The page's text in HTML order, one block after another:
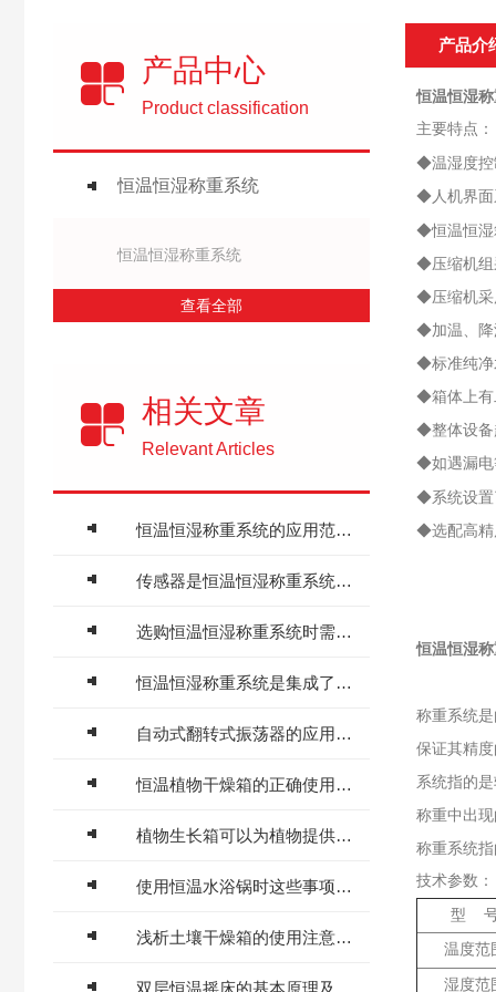
产品中心
Product classification
恒温恒湿称重系统
恒温恒湿称重系统
查看全部
相关文章
Relevant Articles
恒温恒湿称重系统的应用范围十分广泛
传感器是恒温恒湿称重系统的核心部件
选购恒温恒湿称重系统时需要考虑以下几个因素
恒温恒湿称重系统是集成了恒温恒湿和称重功能的系统
自动式翻转式振荡器的应用领域有哪些？
恒温植物干燥箱的正确使用与维护
植物生长箱可以为植物提供理想的生长环境
使用恒温水浴锅时这些事项要多注意
浅析土壤干燥箱的使用注意事项
产品介
恒温恒湿
主要特点：
◆温湿度控
◆人机界面
◆恒温恒湿
◆压缩机组
◆压缩机采
◆加温、降
◆标准纯净
◆箱体上有
◆整体设备
◆如遇漏电
◆系统设置
◆选配高精
恒温恒湿
称重系统
保证其精
系统指的
称重中出
称重系统
技术参数：
型
温度范
湿度范